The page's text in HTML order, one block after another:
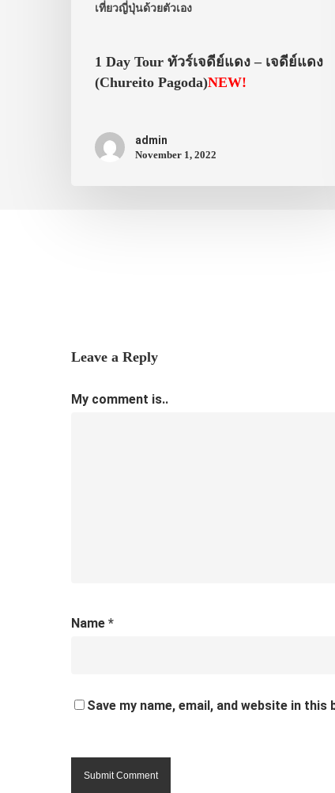
เที่ยวญี่ปุ่นด้วยตัวเอง
1 Day Tour ทัวร์เจดีย์แดง – เจดีย์แดง
(Chureito Pagoda)NEW!
admin
November 1, 2022
Leave a Reply
My comment is..
Name *
Save my name, email, and website in